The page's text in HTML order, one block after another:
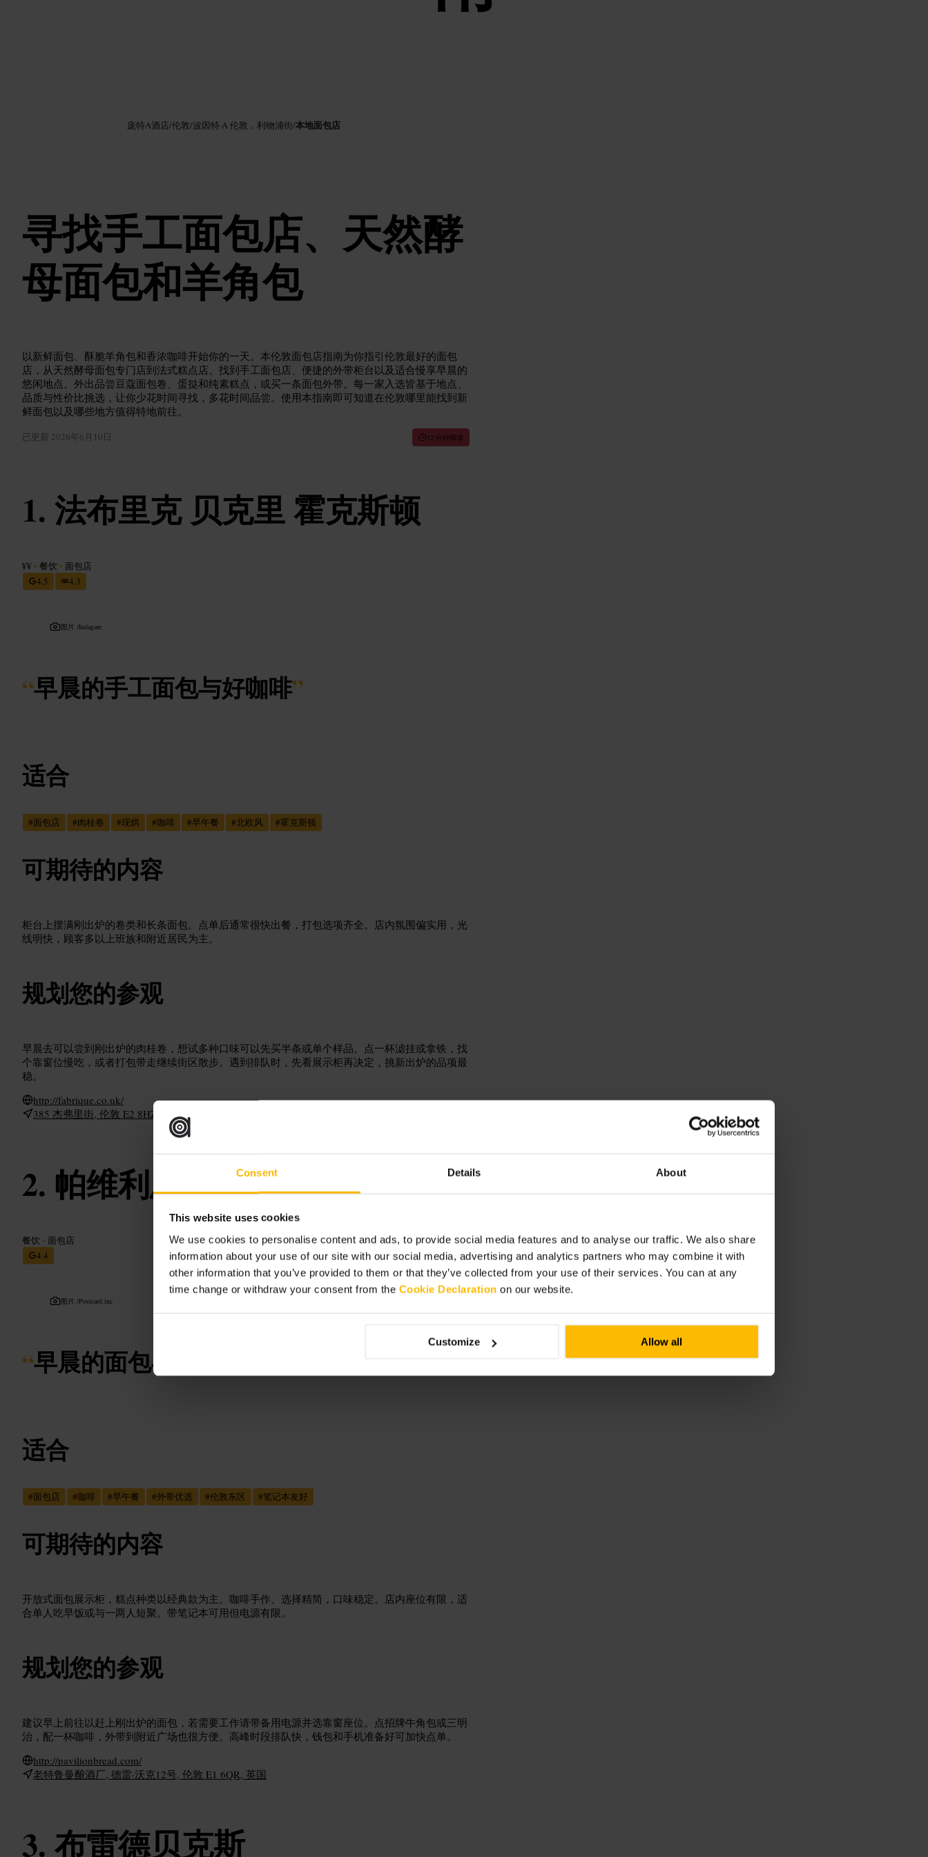
Consent Details About
This website uses cookies
We use cookies to personalise content and ads, to provide social media features and to analyse our traffic. We also share
information about your use of our site with our social media, advertising and analytics partners who may combine it with
other information that you’ve provided to them or that they’ve collected from your use of their services. You can at any
time change or withdraw your consent from the Cookie Declaration on our website.
Customize Allow all
庞特A酒店/伦敦/波因特·A 伦敦，利物浦街/本地面包店
寻找手工面包店、天然酵
母面包和羊角包
以新鲜面包、酥脆羊角包和香浓咖啡开始你的一天。本伦敦面包店指南为你指引伦敦最好的面包
店，从天然酵母面包专门店到法式糕点店。找到手工面包店、便捷的外带柜台以及适合慢享早晨的
悠闲地点。外出品尝豆蔻面包卷、蛋挞和纯素糕点，或买一条面包外带。每一家入选皆基于地点、
品质与性价比挑选，让你少花时间寻找，多花时间品尝。使用本指南即可知道在伦敦哪里能找到新
鲜面包以及哪些地方值得特地前往。
已更新 2026年6月10日 12 分钟阅读
法布里克 贝克里 霍克斯顿
¥¥ • 餐饮 • 面包店
4.5
4.3
图片 /Indagare
“早晨的手工面包与好咖啡”
适合
#面包店 #肉桂卷 #现烘 #咖啡 #早午餐 #北欧风 #霍克斯顿
可期待的内容
柜台上摆满刚出炉的卷类和长条面包。点单后通常很快出餐，打包选项齐全。店内氛围偏实用，光
线明快，顾客多以上班族和附近居民为主。
规划您的参观
早晨去可以尝到刚出炉的肉桂卷，想试多种口味可以先买半条或单个样品。点一杯滤挂或拿铁，找
个靠窗位慢吃，或者打包带走继续街区散步。遇到排队时，先看展示柜再决定，挑新出炉的品项最
稳。
http://fabrique.co.uk/
385 杰弗里街, 伦敦 E2 8HZ, 英国
帕维利恩·特鲁曼烘焙坊
餐饮 • 面包店
4.4
图片 /Postcard.inc
“早晨的面包与一杯好咖啡
适合
#面包店 #咖啡 #早午餐 #外带优选 #伦敦东区 #笔记本友好
可期待的内容
开放式面包展示柜，糕点种类以经典款为主。咖啡手作、选择精简，口味稳定。店内座位有限，适
合单人吃早饭或与一两人短聚。带笔记本可用但电源有限。
规划您的参观
建议早上前往以赶上刚出炉的面包，若需要工作请带备用电源并选靠窗座位。点招牌牛角包或三明
治，配一杯咖啡，外带到附近广场也很方便。高峰时段排队快，钱包和手机准备好可加快点单。
http://pavilionbread.com/
老特鲁曼酿酒厂, 德雷·沃克12号, 伦敦 E1 6QR, 英国
布雷德贝克斯